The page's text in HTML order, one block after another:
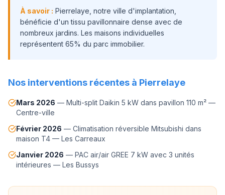
À savoir : Pierrelaye, notre ville d'implantation,
bénéficie d'un tissu pavillonnaire dense avec de
nombreux jardins. Les maisons individuelles
représentent 65% du parc immobilier.
Nos interventions récentes à Pierrelaye
Mars 2026 — Multi-split Daikin 5 kW dans pavillon 110 m² —
Centre-ville
Février 2026 — Climatisation réversible Mitsubishi dans
maison T4 — Les Carreaux
Janvier 2026 — PAC air/air GREE 7 kW avec 3 unités
intérieures — Les Bussys